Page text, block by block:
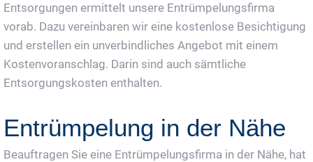
Entsorgungen ermittelt unsere Entrümpelungsfirma
vorab. Dazu vereinbaren wir eine kostenlose Besichtigung
und erstellen ein unverbindliches Angebot mit einem
Kostenvoranschlag. Darin sind auch sämtliche
Entsorgungskosten enthalten.
Entrümpelung in der Nähe
Beauftragen Sie eine Entrümpelungsfirma in der Nähe, hat